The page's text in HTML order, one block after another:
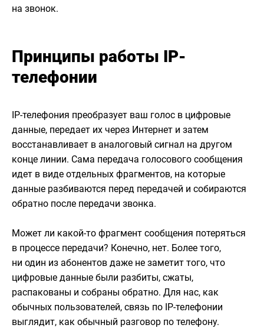
на звонок.
Принципы работы IP-
телефонии
IP-телефония преобразует ваш голос в цифровые
данные, передает их через Интернет и затем
восстанавливает в аналоговый сигнал на другом
конце линии. Сама передача голосового сообщения
идет в виде отдельных фрагментов, на которые
данные разбиваются перед передачей и собираются
обратно после передачи звонка.
Может ли какой-то фрагмент сообщения потеряться
в процессе передачи? Конечно, нет. Более того,
ни один из абонентов даже не заметит того, что
цифровые данные были разбиты, сжаты,
распакованы и собраны обратно. Для нас, как
обычных пользователей, связь по IP-телефонии
выглядит, как обычный разговор по телефону.